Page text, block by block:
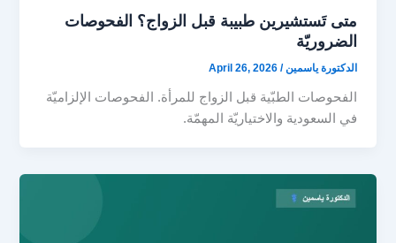
متى تَستشيرين طبيبة قبل الزواج؟ الفحوصات
الضروريّة
الدكتورة ياسمين/
April 26, 2026
الفحوصات الطبّية قبل الزواج للمرأة. الفحوصات الإلزاميّة
في السعودية والاختياريّة المهمّة.